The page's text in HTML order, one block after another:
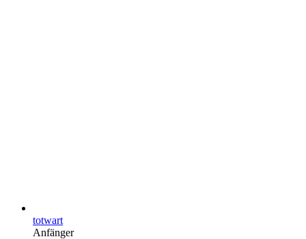
totwart
Anfänger